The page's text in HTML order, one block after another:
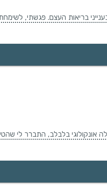
בריאות העצם. פגשתי,
אונקולוגי בלבלב, התברר לי